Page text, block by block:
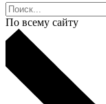
По всему сайту